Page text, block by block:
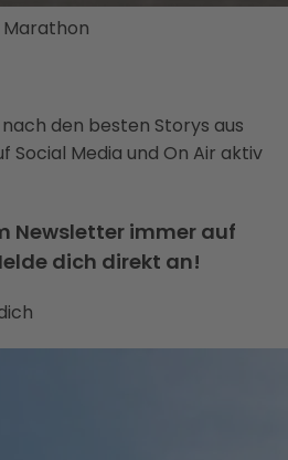
Marathon
den besten Storys aus
Social Media und On Air aktiv
Newsletter immer auf
dich direkt an!